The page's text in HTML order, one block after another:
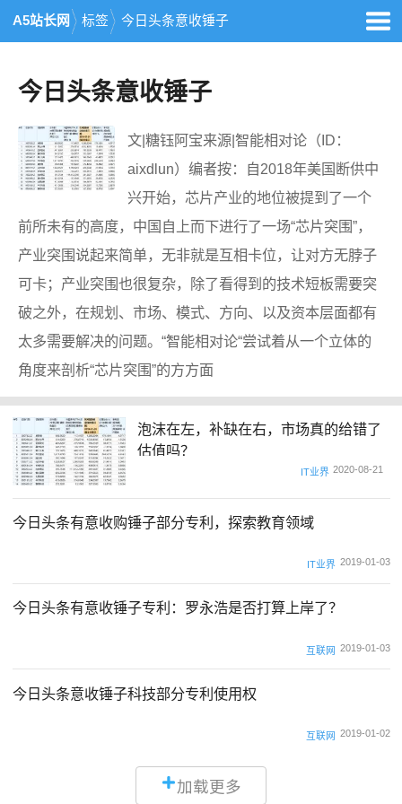
A5站长网 标签 今日头条意收锤子
今日头条意收锤子
文|糖钰阿宝来源|智能相对论（ID：
aixdlun）编者按：自2018年美国断供中
兴开始，芯片产业的地位被提到了一个
前所未有的高度，中国自上而下进行了一场“芯片突围”，
产业突围说起来简单，无非就是互相卡位，让对方无脖子
可卡；产业突围也很复杂，除了看得到的技术短板需要突
破之外，在规划、市场、模式、方向、以及资本层面都有
太多需要解决的问题。“智能相对论“尝试着从一个立体的
角度来剖析“芯片突围”的方方面
泡沫在左，补缺在右，市场真的给错了
估值吗？
IT业界 2020-08-21
今日头条有意收购锤子部分专利，探索教育领域
IT业界 2019-01-03
今日头条有意收锤子专利：罗永浩是否打算上岸了？
互联网 2019-01-03
今日头条意收锤子科技部分专利使用权
互联网 2019-01-02
加载更多